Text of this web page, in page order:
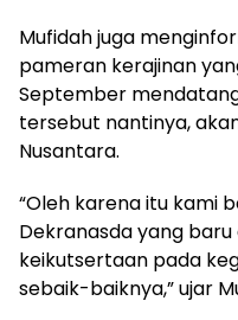
Mufidah juga
pameran kerajinan
September
tersebut nantinya,
Nusantara.
“Oleh karena itu kami
Dekranasda yang
keikutsertaan pada
sebaik-baiknya,” ujar